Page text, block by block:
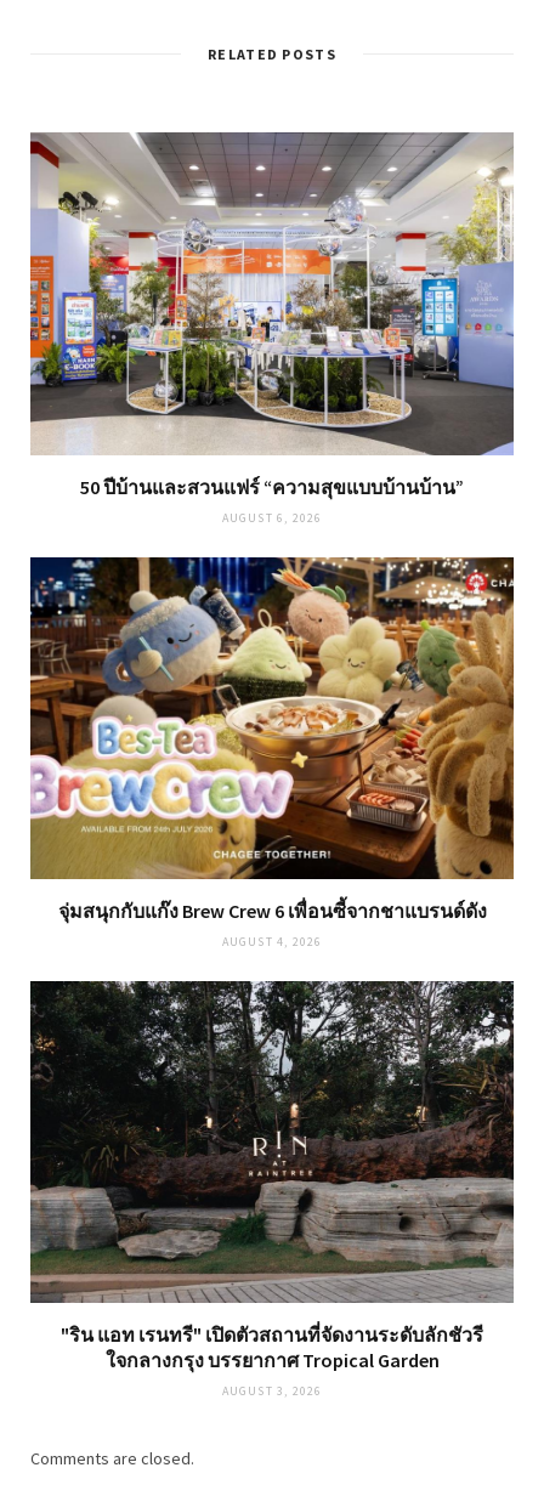
RELATED POSTS
50 ปีบ้านและสวนแฟร์ “ความสุขแบบบ้านบ้าน”
AUGUST 6, 2026
จุ่มสนุกกับแก๊ง Brew Crew 6 เพื่อนซี้จากชาแบรนด์ดัง
AUGUST 4, 2026
"ริน แอท เรนทรี" เปิดตัวสถานที่จัดงานระดับลักชัวรี
ใจกลางกรุง บรรยากาศ Tropical Garden
AUGUST 3, 2026
Comments are closed.